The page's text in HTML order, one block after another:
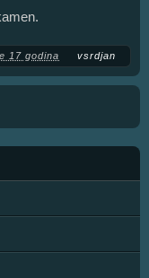
17 godina vsrdjan